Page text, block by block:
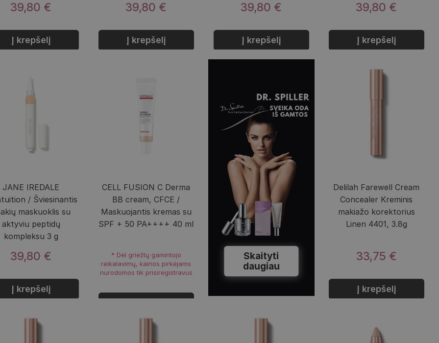
39,80 €
Į krepšelį
39,80 €
Į krepšelį
39,80 €
Į krepšelį
39,80 €
Į krepšelį
JANE IREDALE
/ Šviesinantis
maskuoklis su
aktyviu peptidų
kompleksu 3 g
39,80 €
Į krepšelį
CELL FUSION C Derma
BB cream, CFCE /
Maskuojantis kremas su
SPF + 50 PA++++ 40 ml
* Dėl griežtų gamintojo
reikalavimų, kainos pirkėjams
nurodomos tik prisiregistravus
Skaityti
daugiau
Delilah Farewell Cream
Concealer Kreminis
makiažo korektorius
Linen 4401, 3.8g
33,75 €
Į krepšelį